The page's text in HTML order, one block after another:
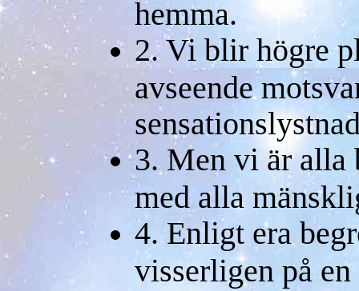
hemma.
2. Vi blir högre
avseende
3. Men vi är alla
med alla
4. Enligt era
visserligen på